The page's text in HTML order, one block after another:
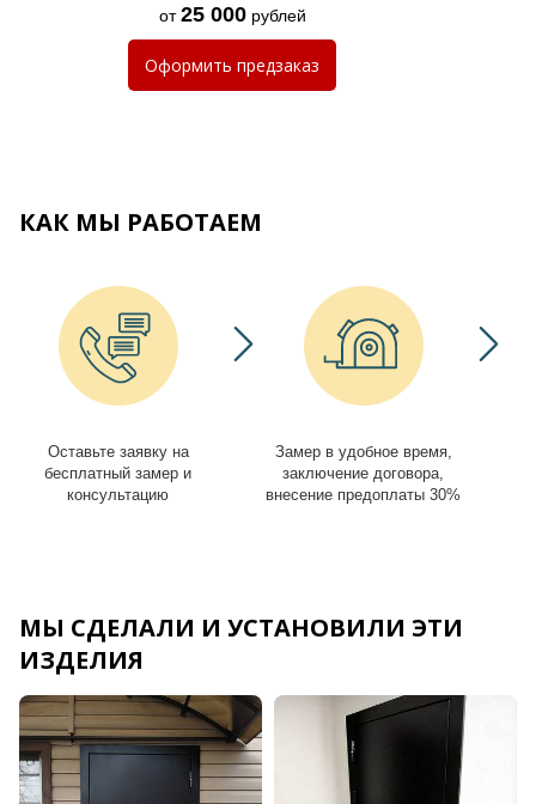
от25 000рублей
Оформить предзаказ
КАК МЫ РАБОТАЕМ
Оставьте заявку на
бесплатный замер и
консультацию
Замер в удобное время,
заключение договора,
внесение предоплаты 30%
МЫ СДЕЛАЛИ И УСТАНОВИЛИ ЭТИ
ИЗДЕЛИЯ